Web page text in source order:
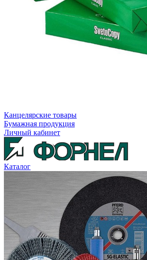
Канцелярские товары
Бумажная продукция
Личный кабинет
Каталог